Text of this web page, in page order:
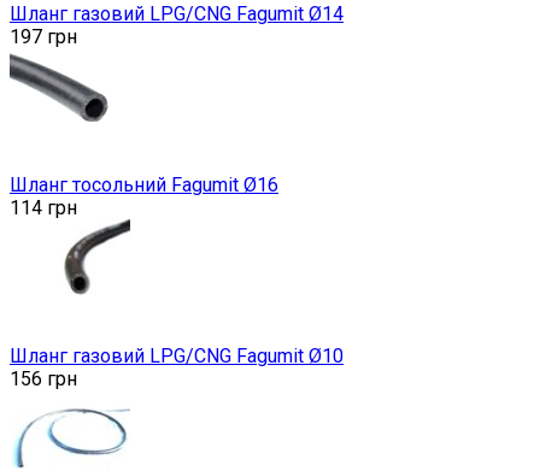
Шланг газовий LPG/CNG Fagumit Ø14
197 грн
Шланг тосольний Fagumit Ø16
114 грн
Шланг газовий LPG/CNG Fagumit Ø10
156 грн